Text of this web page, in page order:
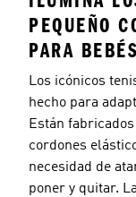
PEQUEÑO
PARA
Los icónicos
hecho para
Están
cordones
necesidad de
poner y quitar.